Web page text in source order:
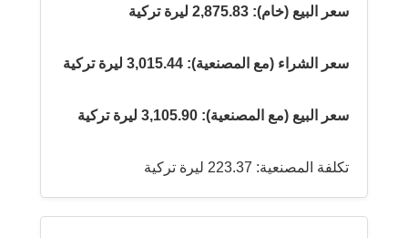
سعر البيع (خام): 2,875.83 ليرة تركية
سعر الشراء (مع المصنعية): 3,015.44 ليرة تركية
سعر البيع (مع المصنعية): 3,105.90 ليرة تركية
تكلفة المصنعية: 223.37 ليرة تركية